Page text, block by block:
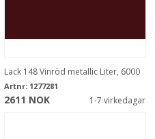
Lack 148 Vinröd metallic Liter, 6000
Artnr: 1277281
2611 NOK 1-7 virkedagar